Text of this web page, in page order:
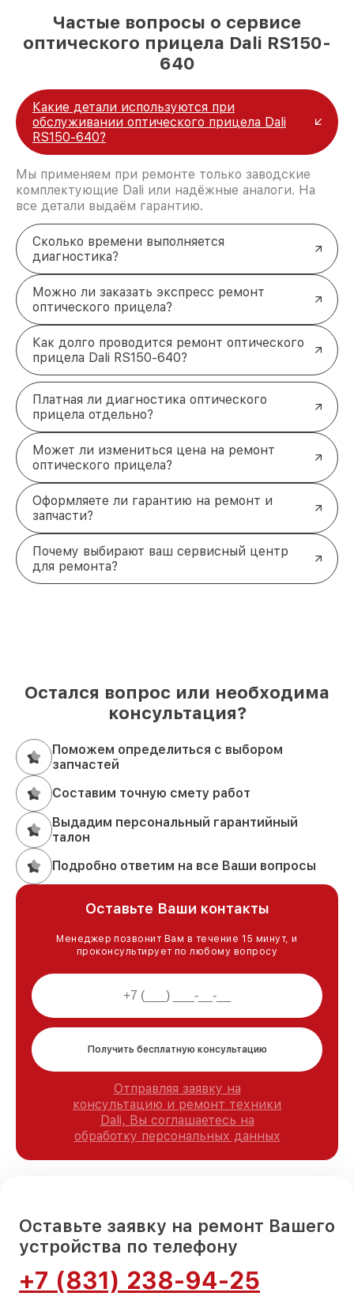
Частые вопросы о сервисе
оптического прицела Dali RS150-
640
Какие детали используются при
обслуживании оптического прицела Dali
RS150-640?
Мы применяем при ремонте только заводские
комплектующие Dali или надёжные аналоги. На
все детали выдаём гарантию.
Сколько времени выполняется
диагностика?
Можно ли заказать экспресс ремонт
оптического прицела?
Как долго проводится ремонт оптического
прицела Dali RS150-640?
Платная ли диагностика оптического
прицела отдельно?
Может ли измениться цена на ремонт
оптического прицела?
Оформляете ли гарантию на ремонт и
запчасти?
Почему выбирают ваш сервисный центр
для ремонта?
Остался вопрос или необходима
консультация?
Поможем определиться с выбором
запчастей
Составим точную смету работ
Выдадим персональный гарантийный
талон
Подробно ответим на все Ваши вопросы
Оставьте Ваши контакты
Менеджер позвонит Вам в течение 15 минут, и
проконсультирует по любому вопросу
Получить бесплатную консультацию
Отправляя заявку на
консультацию и ремонт техники
Dali, Вы соглашаетесь на
обработку персональных данных
Оставьте заявку на ремонт Вашего
устройства по телефону
+7 (831) 238-94-25